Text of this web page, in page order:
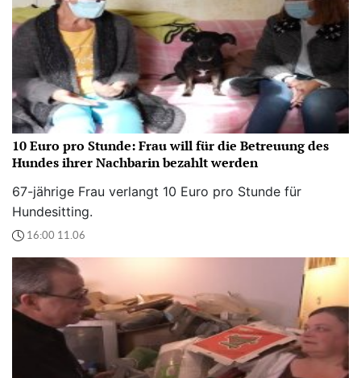
10 Euro pro Stunde: Frau will für die Betreuung des
Hundes ihrer Nachbarin bezahlt werden
67-jährige Frau verlangt 10 Euro pro Stunde für
Hundesitting.
16:00 11.06